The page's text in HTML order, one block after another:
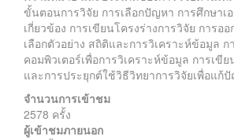
ขั้นตอนการวิจัย การเลือกปัญหา การศึกษาเ
เกี่ยวข้อง การเขียนโครงร่างการวิจัย การอ
เลือกตัวอย่าง สถิติและการวิเคราะห์ข้อมูล
คอมพิวเตอร์เพื่อการวิเคราะห์ข้อมูล การเขี
และการประยุกต์ใช้วิธีวิทยาการวิจัยเพื่อแก้
จำนวนการเข้าชม
2578 ครั้ง
ผู้เข้าชมภายนอก